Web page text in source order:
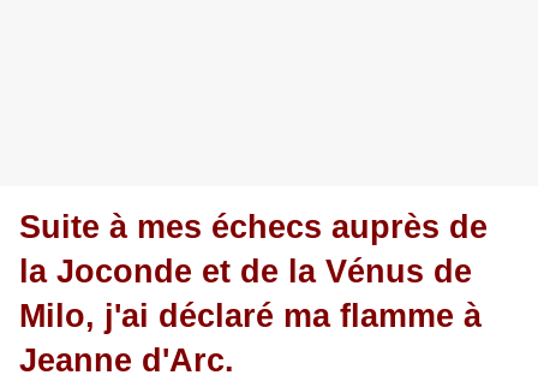
Suite à mes échecs auprès de
la Joconde et de la Vénus de
Milo, j'ai déclaré ma flamme à
Jeanne d'Arc.